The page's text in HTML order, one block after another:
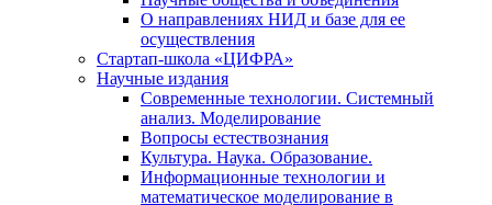
О направлениях НИД и базе для ее
осуществления
Стартап-школа «ЦИФРА»
Научные издания
Современные технологии. Системный
анализ. Моделирование
Вопросы естествознания
Культура. Наука. Образование.
Информационные технологии и
математическое моделирование в